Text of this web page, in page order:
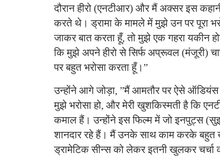
दौरान हीरो (एनटीआर) और मैं अक्सर इस
करते थे। ड्रामा के मामले में मुझे उन पर पूरा
जाकर बात करता हूँ, तो मुझे एक गहरा यकीन
कि मुझे अपने हीरो से सिर्फ अप्रूवल (मंजूरी)
पर बहुत भरोसा करता हूँ।”
​उन्होंने आगे जोड़ा, ​”मैं आमतौर पर ऐसे ऑडियंस
मुझे भरोसा हो, और मेरी खुशकिस्मती है कि
कमाल हैं। उन्होंने इस फिल्म में जो इनपुट्स
शानदार रहे हैं। मैं उनके साथ काम करके बहुत
ड्रामेटिक सीन्स को लेकर इतनी खुलकर